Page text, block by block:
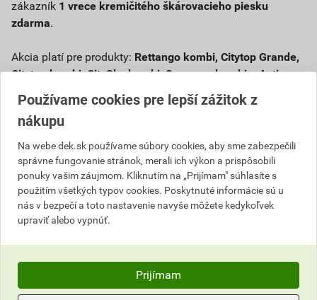
zákazník 1 vrece kremičitého škárovacieho piesku
zdarma.
Akcia platí pre produkty: Rettango kombi, Citytop Grande,
Citytop kombi, CitySky kombi, Suprema kombi a Asti
kombi.
Typ piesku: prírodný kremičitý, zrnitosť 0,1 – 0,7 mm (kód
6681 9684).
Neviete si rady?
Často kladené otázky
Zákaznícke centrum
Používame cookies pre lepší zážitok z
nákupu
Na webe dek.sk používame súbory cookies, aby sme zabezpečili
správne fungovanie stránok, merali ich výkon a prispôsobili
ponuky vašim záujmom. Kliknutím na „Prijímam" súhlasíte s
použitím všetkých typov cookies. Poskytnuté informácie sú u
nás v bezpečí a toto nastavenie navyše môžete kedykoľvek
upraviť alebo vypnúť.
Prijímam